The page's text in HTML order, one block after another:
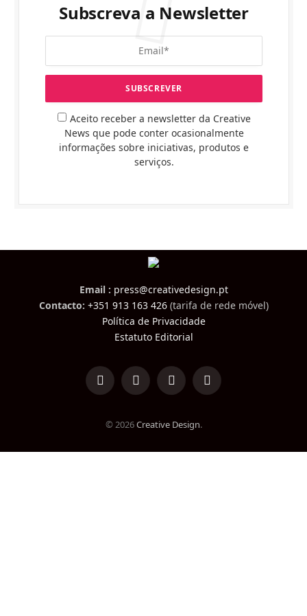
Subscreva a Newsletter
Aceito receber a newsletter da Creative
News que pode conter ocasionalmente
informações sobre iniciativas, produtos e
serviços.
Email : press@creativedesign.pt
Contacto: +351 913 163 426(tarifa de rede móvel)
Política de Privacidade
Estatuto Editorial
LinkedInFacebookInstagramTikTok
© 2026Creative Design.